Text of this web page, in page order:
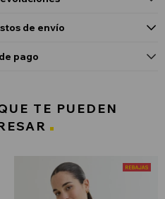
de envío
pago
TE PUEDEN